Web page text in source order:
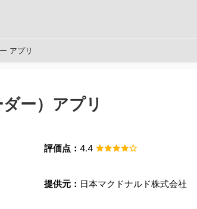
アプリ
ー）アプリ
評価点： 4.4
提供元： 日本マクドナルド株式会社